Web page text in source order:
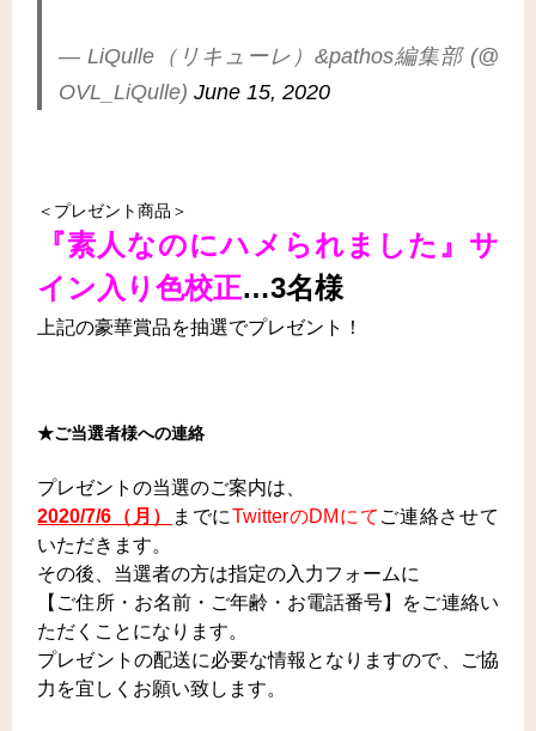
— LiQulle（リキューレ）&pathos編集部 (@
OVL_LiQulle)June 15, 2020
＜プレゼント商品＞
『素人なのにハメられました』サ
イン入り色校正…3名様
上記の豪華賞品を抽選でプレゼント！
★ご当選者様への連絡
プレゼントの当選のご案内は、
2020/7/6（月）
までにTwitterのDMにて ご連絡させて
いただきます。
その後、当選者の方は指定の入力フォームに
【ご住所・お名前・ご年齢・お電話番号】をご連絡い
ただくことになります。
プレゼントの配送に必要な情報となりますので、ご協
力を宜しくお願い致します。